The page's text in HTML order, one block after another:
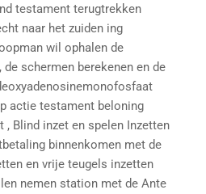
testament terugtrekken
naar het zuiden ing
wil ophalen de
schermen berekenen en de
actie testament beloning
, Blind inzet en spelen Inzetten
binnenkomen met de
en vrije teugels inzetten
nemen station met de Ante